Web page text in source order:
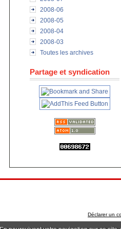
2008-06
2008-05
2008-04
2008-03
Toutes les archives
Partage et syndication
Déclarer un